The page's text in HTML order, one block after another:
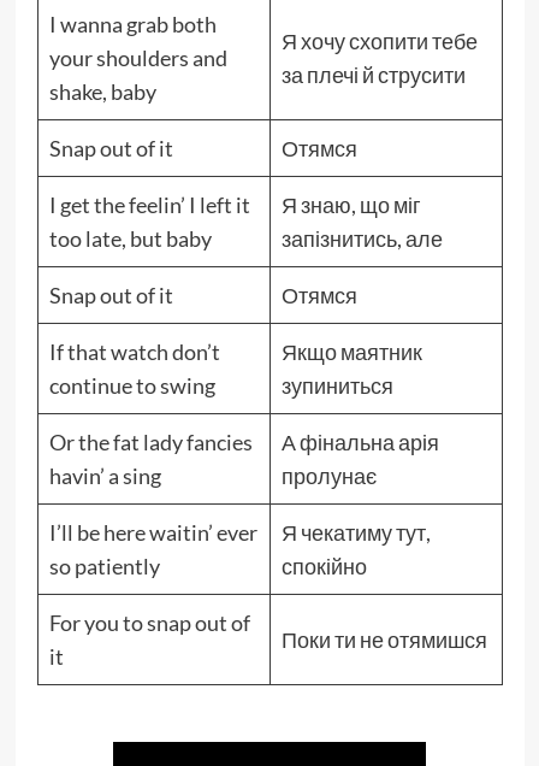
I wanna grab both
your shoulders and
shake, baby
Я хочу схопити тебе
за плечі й струсити
Snap out of it Отямся
I get the feelin’ I left it
too late, but baby
Я знаю, що міг
запізнитись, але
Snap out of it Отямся
If that watch don’t
continue to swing
Якщо маятник
зупиниться
Or the fat lady fancies
havin’ a sing
А фінальна арія
пролунає
I’ll be here waitin’ ever
so patiently
Я чекатиму тут,
спокійно
For you to snap out of
it
Поки ти не отямишся